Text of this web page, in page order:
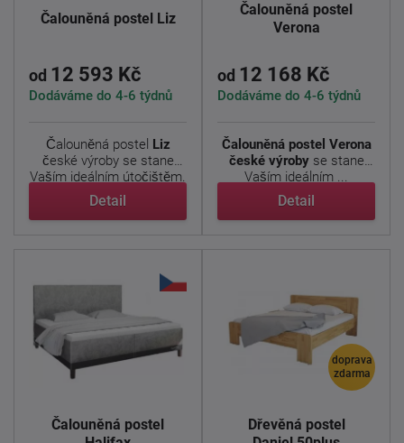
Čalouněná postel Liz
od 12 593 Kč
Dodáváme do 4-6 týdnů
Čalouněná postel Liz
české výroby se stane
Vaším ideálním útočištěm.
...
Detail
Čalouněná postel
Verona
od 12 168 Kč
Dodáváme do 4-6 týdnů
Čalouněná postel Verona
české výrobyse stane
Vaším ideálním ...
Detail
Čalouněná postel
doprava
zdarma
Dřevěná postel